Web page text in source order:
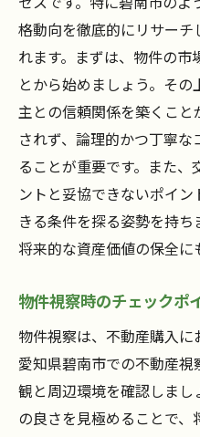
格動向を徹底的にリサー
れます。まずは、物件の
とから始めましょう。そ
主との信頼関係を築くこ
されず、論理的かつ丁寧
ることが重要です。また
ントと妥協できないポイ
きる条件を探る姿勢を持ち
将来的な資産価値の保全に
物件視察時のチェックポ
物件視察は、不動産購入に
愛知県碧南市での不動産
観と周辺環境を確認しま
の良さを見極めることで